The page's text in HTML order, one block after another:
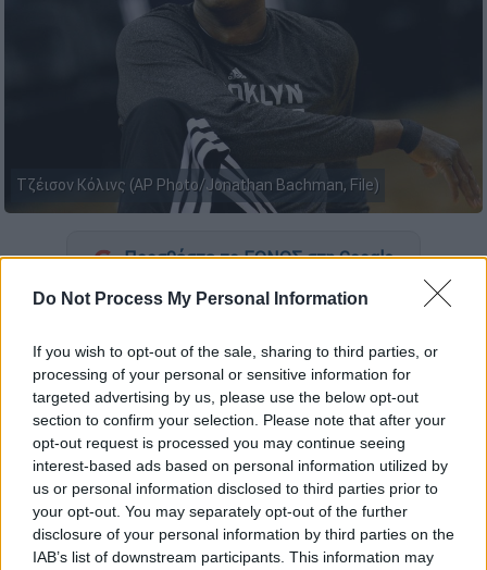
Do Not Process My Personal Information
If you wish to opt-out of the sale, sharing to third parties, or
processing of your personal or sensitive information for
targeted advertising by us, please use the below opt-out
section to confirm your selection. Please note that after your
opt-out request is processed you may continue seeing
interest-based ads based on personal information utilized by
us or personal information disclosed to third parties prior to
your opt-out. You may separately opt-out of the further
disclosure of your personal information by third parties on the
IAB’s list of downstream participants. This information may
Τζέισον Κόλινς (AP Photo/Jonathan Bachman, File)
Προσθέστε το ΕΘΝΟΣ στη Google
ο πρώτος ανοιχτά γκέι παίχτης τουNBA .
Ο Κόλινς, όπως ανακοίνωσε η οικογένειά
του, πέθανε μετά από μία «γενναία μάχημε
το γλοιοβλάστωμα», επιθετική μορφή
καρκίνουτου εγκεφάλου.
ΔΙΑΒΑΣΤΕ ΕΠΙΣΗΣ